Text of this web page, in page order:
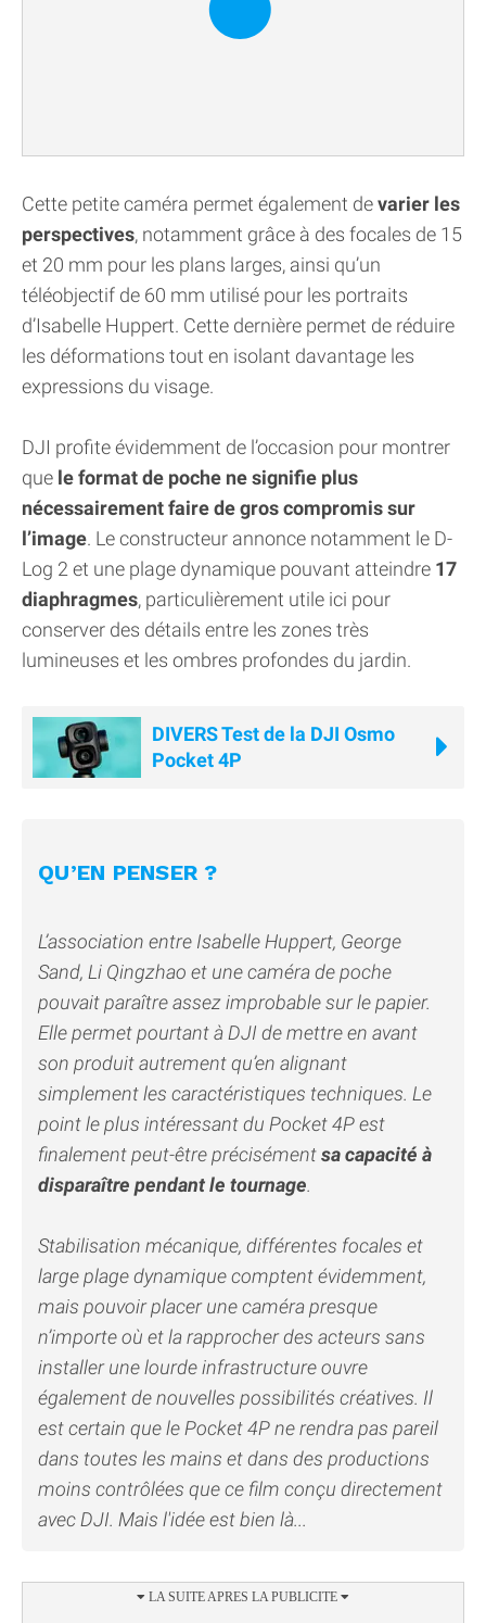
Cette petite caméra permet également devarier les
perspectives, notamment grâce à des focales de 15
et 20 mm pour les plans larges, ainsi qu’un
téléobjectif de 60 mm utilisé pour les portraits
d’Isabelle Huppert. Cette dernière permet de réduire
les déformations tout en isolant davantage les
expressions du visage.
DJI profite évidemment de l’occasion pour montrer
que le format de poche ne signifie plus
nécessairement faire de gros compromis sur
l’image. Le constructeur annonce notamment le D-
Log 2 et une plage dynamique pouvant atteindre 17
diaphragmes, particulièrement utile ici pour
conserver des détails entre les zones très
lumineuses et les ombres profondes du jardin.
DIVERS Test de la DJI Osmo
Pocket 4P
QU’EN PENSER ?
L’association entre Isabelle Huppert, George
Sand, Li Qingzhao et une caméra de poche
pouvait paraître assez improbable sur le papier.
Elle permet pourtant à DJI de mettre en avant
son produit autrement qu’en alignant
simplement les caractéristiques techniques. Le
point le plus intéressant du Pocket 4P est
finalement peut-être précisémentsa capacité à
disparaître pendant le tournage.
Stabilisation mécanique, différentes focales et
large plage dynamique comptent évidemment,
mais pouvoir placer une caméra presque
n’importe où et la rapprocher des acteurs sans
installer une lourde infrastructure ouvre
également de nouvelles possibilités créatives. Il
est certain que le Pocket 4P ne rendra pas pareil
dans toutes les mains et dans des productions
moins contrôlées que ce film conçu directement
avec DJI. Mais l'idée est bien là...